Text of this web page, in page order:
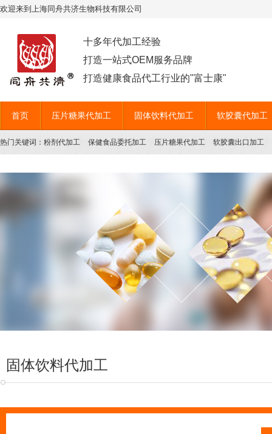
欢迎来到上海同舟共济生物科技有限公司
十多年代加工经验
打造一站式OEM服务品牌
打造健康食品代工行业的"富士康"
首页 压片糖果代加工 固体饮料代加工 软胶囊代加工
热门关键词： 粉剂代加工 保健食品委托加工 压片糖果代加工 软胶囊出口加工
固体饮料代加工